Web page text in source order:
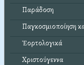
Παράδοση
Παγκοσμιοποίηση
Ἑορτολογικά
Χριστούγεννα